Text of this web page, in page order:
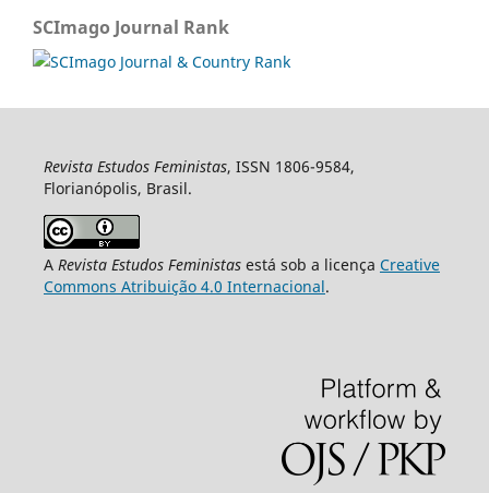
SCImago Journal Rank
Revista Estudos Feministas, ISSN 1806-9584,
Florianópolis, Brasil.
A Revista Estudos Feministasestá sob a licença Creative
Commons Atribuição 4.0 Internacional.